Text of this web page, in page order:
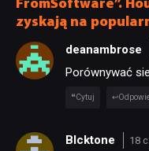
FromSoftware”.
zyskają na
deanambrose
Porównywać
Cytuj
Blcktone 18